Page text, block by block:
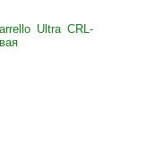
Ultra CRL-